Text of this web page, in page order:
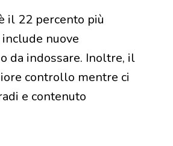
il 22 percento più
nuove
da indossare. Inoltre, il
controllo mentre ci
e contenuto